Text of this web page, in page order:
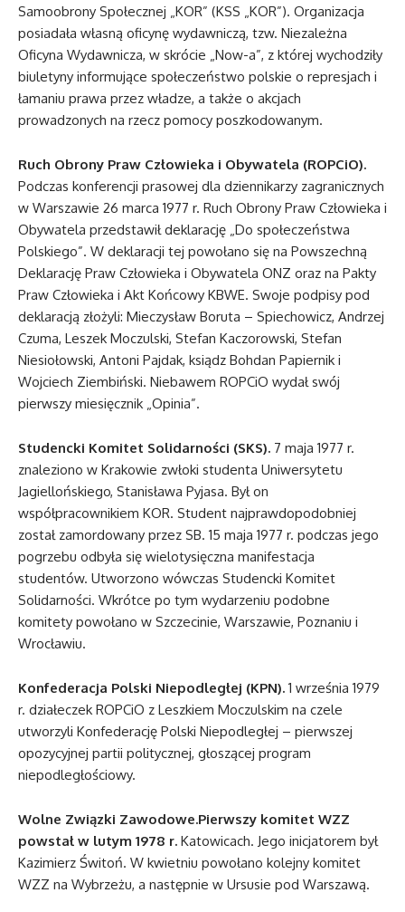
Samoobrony Społecznej „KOR” (KSS „KOR”). Organizacja
posiadała własną oficynę wydawniczą, tzw. Niezależna
Oficyna Wydawnicza, w skrócie „Now-a”, z której wychodziły
biuletyny informujące społeczeństwo polskie o represjach i
łamaniu prawa przez władze, a także o akcjach
prowadzonych na rzecz pomocy poszkodowanym.
Ruch Obrony Praw Człowieka i Obywatela (ROPCiO).
Podczas konferencji prasowej dla dziennikarzy zagranicznych
w Warszawie 26 marca 1977 r. Ruch Obrony Praw Człowieka i
Obywatela przedstawił deklarację „Do społeczeństwa
Polskiego”. W deklaracji tej powołano się na Powszechną
Deklarację Praw Człowieka i Obywatela ONZ oraz na Pakty
Praw Człowieka i Akt Końcowy KBWE. Swoje podpisy pod
deklaracją złożyli: Mieczysław Boruta – Spiechowicz, Andrzej
Czuma, Leszek Moczulski, Stefan Kaczorowski, Stefan
Niesiołowski, Antoni Pajdak, ksiądz Bohdan Papiernik i
Wojciech Ziembiński. Niebawem ROPCiO wydał swój
pierwszy miesięcznik „Opinia”.
Studencki Komitet Solidarności (SKS). 7 maja 1977 r.
znaleziono w Krakowie zwłoki studenta Uniwersytetu
Jagiellońskiego, Stanisława Pyjasa. Był on
współpracownikiem KOR. Student najprawdopodobniej
został zamordowany przez SB. 15 maja 1977 r. podczas jego
pogrzebu odbyła się wielotysięczna manifestacja
studentów. Utworzono wówczas Studencki Komitet
Solidarności. Wkrótce po tym wydarzeniu podobne
komitety powołano w Szczecinie, Warszawie, Poznaniu i
Wrocławiu.
Konfederacja Polski Niepodległej (KPN). 1 września 1979
r. działeczek ROPCiO z Leszkiem Moczulskim na czele
utworzyli Konfederację Polski Niepodległej – pierwszej
opozycyjnej partii politycznej, głoszącej program
niepodległościowy.
Wolne Związki Zawodowe.Pierwszy komitet WZZ
powstał w lutym 1978 r. Katowicach. Jego inicjatorem był
Kazimierz Świtoń. W kwietniu powołano kolejny komitet
WZZ na Wybrzeżu, a następnie w Ursusie pod Warszawą.